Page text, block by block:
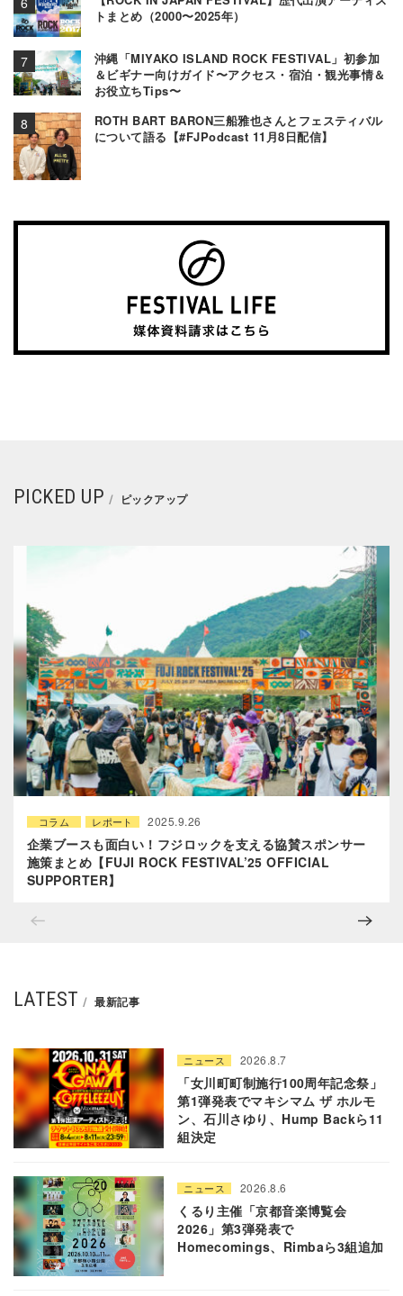
トまとめ（2000〜2025年）
沖縄「MIYAKO ISLAND ROCK FESTIVAL」初参加
＆ビギナー向けガイド〜アクセス・宿泊・観光事情＆
お役立ちTips〜
ROTH BART BARON三船雅也さんとフェスティバル
について語る【#FJPodcast 11月8日配信】
PICKED UP ピックアップ
コラム レポート 2025.9.26
企業ブースも面白い！フジロックを支える協賛スポンサー
施策まとめ【FUJI ROCK FESTIVAL’25 OFFICIAL
SUPPORTER】
LATEST 最新記事
ニュース 2026.8.7
「女川町町制施行100周年記念祭」
第1弾発表でマキシマム ザ ホルモ
ン、石川さゆり、Hump Backら11
組決定
ニュース 2026.8.6
くるり主催「京都音楽博覧会
2026」第3弾発表で
Homecomings、Rimbaら3組追加